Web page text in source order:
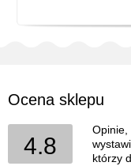
Ocena sklepu
4.8
Opinie,
którzy